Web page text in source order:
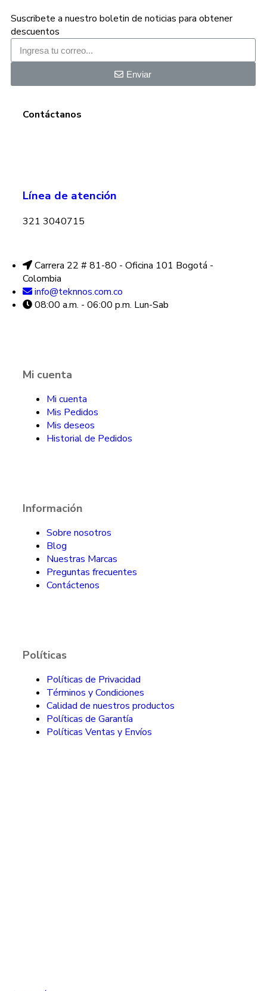
Suscribete a nuestro boletin de noticias para obtener
descuentos
Enviar
Contáctanos
Línea de atención
321 3040715
Carrera 22 # 81-80 - Oficina 101 Bogotá -
Colombia
info@teknnos.com.co
08:00 a.m. - 06:00 p.m. Lun-Sab
Mi cuenta
Mi cuenta
Mis Pedidos
Mis deseos
Historial de Pedidos
Información
Sobre nosotros
Blog
Nuestras Marcas
Preguntas frecuentes
Contáctenos
Políticas
Políticas de Privacidad
Términos y Condiciones
Calidad de nuestros productos
Políticas de Garantía
Políticas Ventas y Envíos